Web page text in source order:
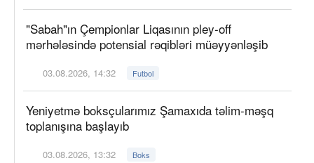
"Sabah"ın Çempionlar Liqasının pley-off
mərhələsində potensial rəqibləri müəyyənləşib
03.08.2026, 14:32 Futbol
Yeniyetmə boksçularımız Şamaxıda təlim-məşq
toplanışına başlayıb
03.08.2026, 13:32 Boks